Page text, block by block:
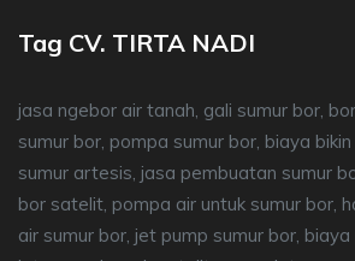
Tag CV. TIRTA NADI
jasa ngebor air tanah, gali sumur bor,
sumur bor, pompa sumur bor, biaya
sumur artesis, jasa pembuatan sumur
bor satelit, pompa air untuk sumur bor,
air sumur bor, jet pump sumur bor,